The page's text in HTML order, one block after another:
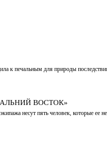
к печальным для природы
ВОСТОК»
несут пять человек, которые ее